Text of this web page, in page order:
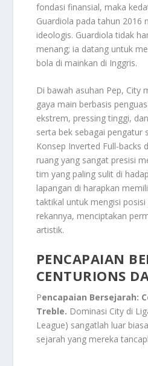
fondasi finansial, maka
Guardiola pada tahun 2016
ideologis. Guardiola tidak
menang; ia datang untuk
bola di mainkan di Inggris.
Di bawah asuhan Pep, City
gaya main berbasis
ekstrem, pressing tinggi,
serta bek sebagai pengatur
Konsep Inverted Full-backs
ruang yang sangat presisi
tim yang paling sulit di
lapangan di harapkan
taktikal untuk mengisi
rekannya, menciptakan
artistik.
PENCAPAIAN
CENTURIONS
Pencapaian Bersejarah:
Treble. Dominasi City di
League) sangatlah luar
sejarah yang mereka